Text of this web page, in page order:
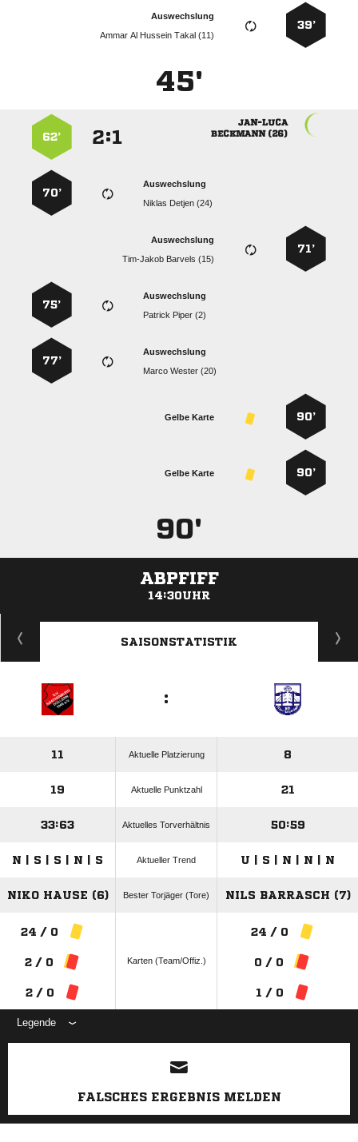
39’
Auswechslung
    
45'

 
:
62’
Auswechslung
  
70’
71’
Auswechslung
  
Auswechslung
  
75’
Auswechslung
  
77’
90’
Gelbe Karte
90’
Gelbe Karte
90'
ABPFIFF
14:30UHR
ANZEIGE
SAISONSTATISTIK
:
11 Aktuelle Platzierung 8
19 Aktuelle Punktzahl 21
33:63 Aktuelles Torverhältnis 50:59
N | S | S | N | S Aktueller Trend U | S | N | N | N
NIKO HAUSE (6) Bester Torjäger (Tore) NILS BARRASCH (7)
24 / 0
2 / 0
2 / 0
Karten (Team/Offiz.)
24 / 0
0 / 0
1 / 0
Legende
ANZEIGE
FALSCHES ERGEBNIS MELDEN